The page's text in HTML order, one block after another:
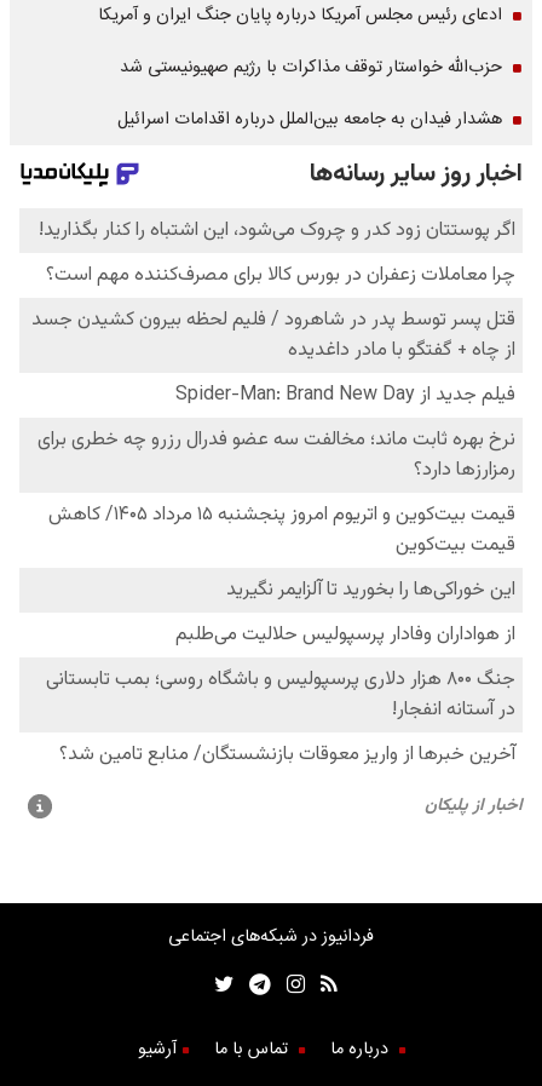
ادعای رئیس مجلس آمریکا درباره پایان جنگ ایران و آمریکا
حزب‌الله خواستار توقف مذاکرات با رژیم صهیونیستی شد
هشدار فیدان به جامعه بین‌الملل درباره اقدامات اسرائیل
فردانیوز در شبکه‌های اجتماعی
درباره ما تماس با ما آرشیو